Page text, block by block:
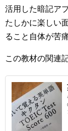
活用した暗記ア
たしかに楽しい
ること自体が苦
この教材の関連